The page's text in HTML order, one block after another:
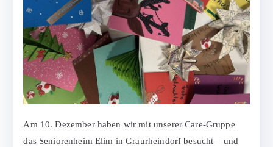
Am 10. Dezember haben wir mit unserer Care-Gruppe
das Seniorenheim Elim in Graurheindorf besucht – und